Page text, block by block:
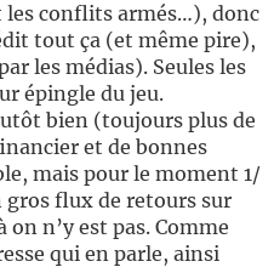
les conflits armés…), donc
tout ça (et même pire),
les médias). Seules les
épingle du jeu.
bien (toujours plus de
et de bonnes
mais pour le moment 1/
gros flux de retours sur
n’y est pas. Comme
qui en parle, ainsi